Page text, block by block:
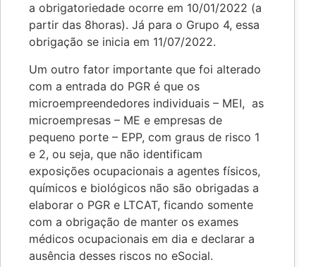
a obrigatoriedade ocorre em 10/01/2022 (a
partir das 8horas). Já para o Grupo 4, essa
obrigação se inicia em 11/07/2022.
Um outro fator importante que foi alterado
com a entrada do PGR é que os
microempreendedores individuais – MEI, as
microempresas – ME e empresas de
pequeno porte – EPP, com graus de risco 1
e 2, ou seja, que não identificam
exposições ocupacionais a agentes físicos,
químicos e biológicos não são obrigadas a
elaborar o PGR e LTCAT, ficando somente
com a obrigação de manter os exames
médicos ocupacionais em dia e declarar a
ausência desses riscos no eSocial.